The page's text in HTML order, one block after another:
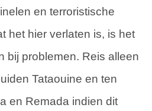
en terroristische
het hier verlaten is, is het
bij problemen. Reis alleen
Tataouine en ten
en Remada indien dit